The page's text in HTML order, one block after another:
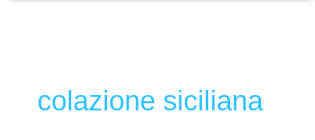
colazione siciliana